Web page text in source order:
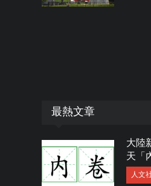
最熱文章
大陸
天「
人文